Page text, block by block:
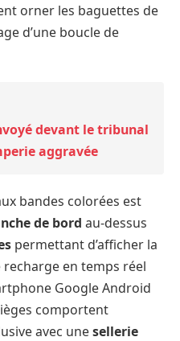
orner les baguettes de
d’une boucle de
devant le tribunal
aggravée
bandes colorées est
de bord au-dessus
permettant d’afficher la
en temps réel
Google Android
comportent
avec unesellerie